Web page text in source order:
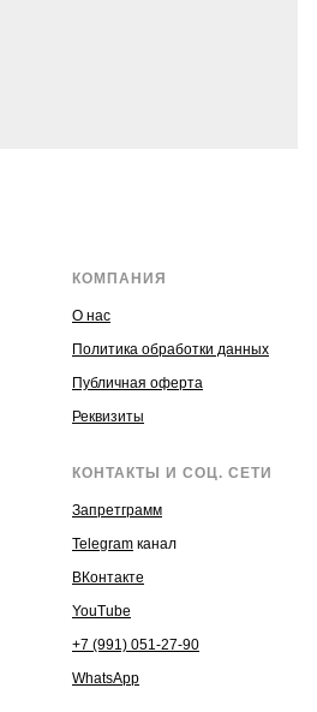
КОМПАНИЯ
О нас
Политика обработки данных
Публичная оферта
Реквизиты
КОНТАКТЫ И СОЦ. СЕТИ
Запретграмм
Telegram канал
ВКонтакте
YouTube
+7 (991) 051-27-90
WhatsApp